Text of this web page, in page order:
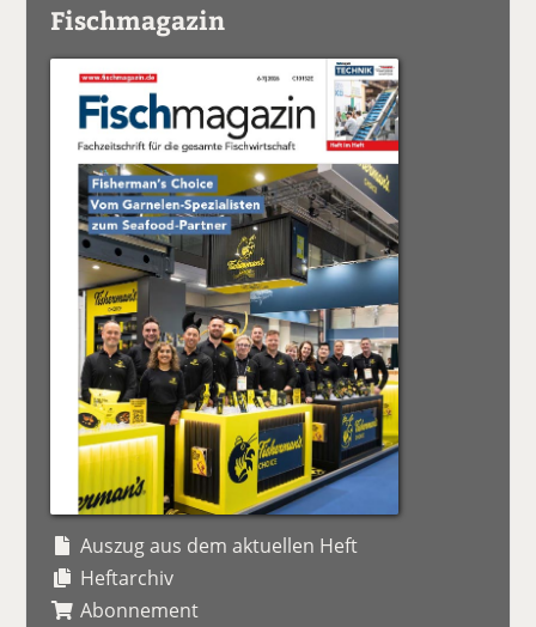
Fischmagazin
Auszug aus dem aktuellen Heft
Heftarchiv
Abonnement